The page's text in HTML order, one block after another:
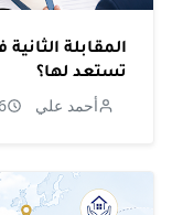
المقابلة
تستعد لها؟
أحمد علي